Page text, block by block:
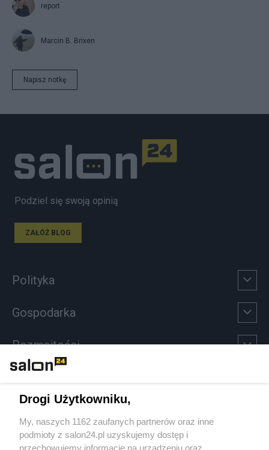
report
Marcin B. Brixen
Napisz notkę
Podziel się swoją opinią
ZAŁÓŻ BLOG
Polityka
Gospodarka
Rozmaitości
Sport
Społeczeństwo
Drogi Użytkowniku,
My, naszych 1162 zaufanych partnerów oraz inne
podmioty z salon24.pl uzyskujemy dostęp i
przechowujemy informacje na urządzeniu oraz